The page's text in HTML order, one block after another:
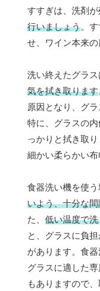
すすぎは、洗剤が
行いましょう。
せ、ワイン本来の
洗い終えたグラス
気を拭き取ります
原因となり、グ
特に、グラスの
っかりと拭き取
細かい柔らかい布
食器洗い機を使う
いよう、十分な
た、 低い温度で洗
と、グラスに負
があります。食
グラスに適した
もありますので